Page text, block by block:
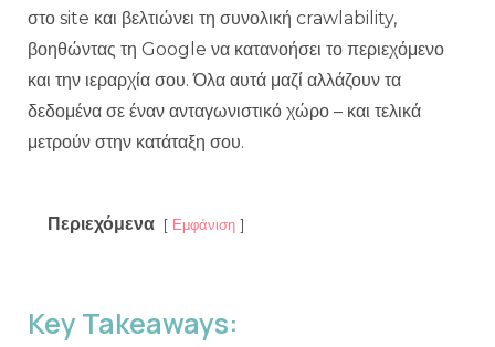
στο site και βελτιώνει τη συνολική crawlability,
βοηθώντας τη Google να κατανοήσει το περιεχόμενο
και την ιεραρχία σου. Όλα αυτά μαζί αλλάζουν τα
δεδομένα σε έναν ανταγωνιστικό χώρο – και τελικά
μετρούν στην κατάταξη σου.
Περιεχόμενα Εμφάνιση
Key Takeaways: